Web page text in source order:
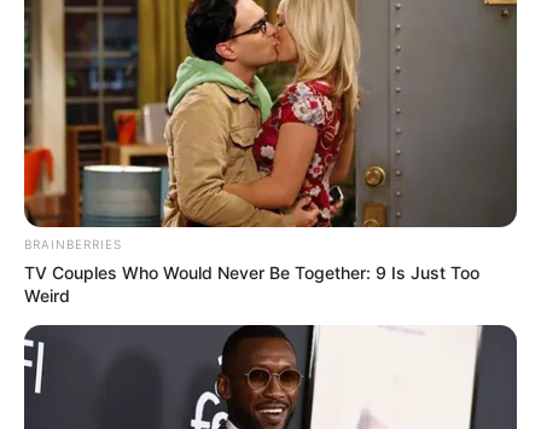
BRAINBERRIES
TV Couples Who Would Never Be Together: 9 Is Just Too
Weird